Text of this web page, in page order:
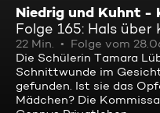
Niedrig und Kuhnt -
Folge 165: Hals über
22 Min. Folge vom
Die Schülerin Tamara
Schnittwunde im
gefunden. Ist sie das
Mädchen? Die